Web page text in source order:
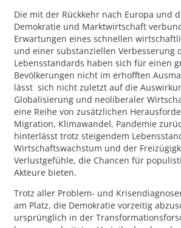
Die mit der Rückkehr nach Europa und
Demokratie und Marktwirtschaft
Erwartungen eines schnellen
und einer substanziellen Verbesserung
Lebensstandards haben sich für einen
Bevölkerungen nicht im erhofften
lässt sich nicht zuletzt auf die
Globalisierung und neoliberaler
eine Reihe von zusätzlichen
Migration, Klimawandel, Pandemie
hinterlässt trotz steigendem
Wirtschaftswachstum und der
Verlustgefühle, die Chancen für
Akteure bieten.
Trotz aller Problem- und
am Platz, die Demokratie vorzeitig
ursprünglich in der